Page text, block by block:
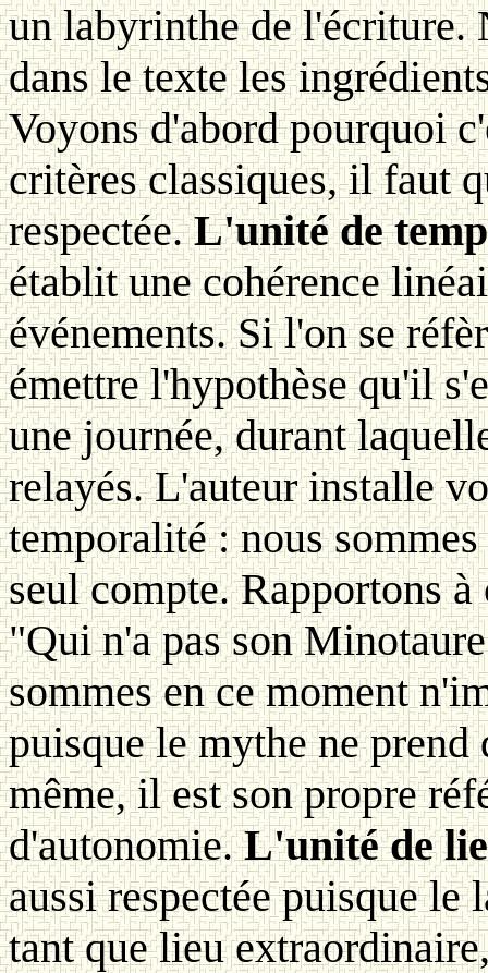
un labyrinthe de
dans le texte les
Voyons d'abord pourquoi
critères classiques, il faut
respectée.L'unité de
établit une cohérence
événements. Si l'on se
émettre l'hypothèse qu'il
une journée, durant
relayés. L'auteur installe
temporalité : nous
seul compte. Rapportons
"Qui n'a pas son
sommes en ce moment
puisque le mythe ne
même, il est son propre
d'autonomie.L'unité de
aussi respectée puisque le
tant que lieu